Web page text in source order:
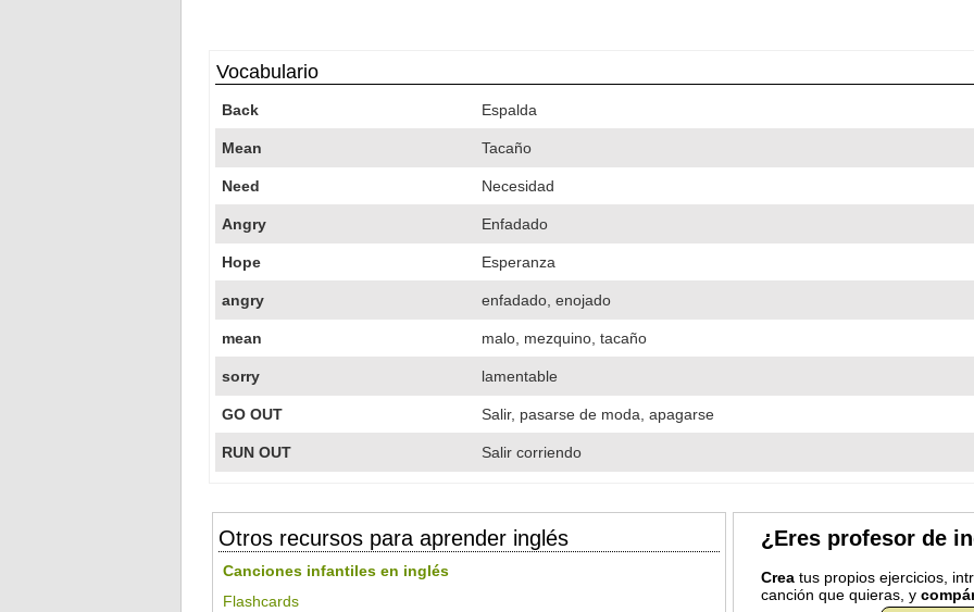
Vocabulario
Back Espalda
Mean Tacaño
Need Necesidad
Angry Enfadado
Hope Esperanza
angry enfadado, enojado
mean malo, mezquino, tacaño
sorry lamentable
GO OUT Salir, pasarse de moda, apagarse
RUN OUT Salir corriendo
Otros recursos para aprender inglés
Canciones infantiles en inglés
Flashcards
¿Eres profesor de
Creatus propios ejercicios,
canción que quieras, y